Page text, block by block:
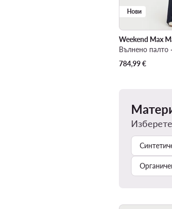
Нови
Weekend Max
Вълнено палто
784,99€